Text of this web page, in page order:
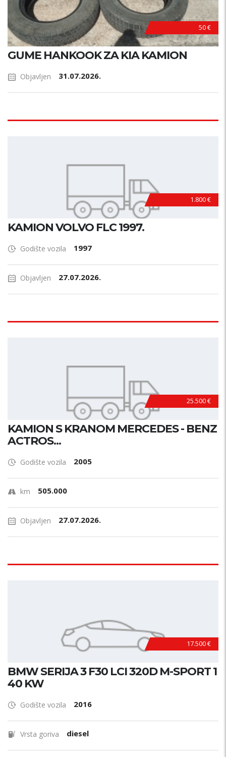
50 €
GUME HANKOOK ZA KIA KAMION
Objavljen 31.07.2026.
1.800 €
KAMION VOLVO FLC 1997.
Godište vozila 1997
Objavljen 27.07.2026.
25.500 €
KAMION S KRANOM MERCEDES - BENZ
ACTROS...
Godište vozila 2005
km 505.000
Objavljen 27.07.2026.
17.500 €
BMW SERIJA 3 F30 LCI 320D M-SPORT 1
40 KW
Godište vozila 2016
Vrsta goriva diesel